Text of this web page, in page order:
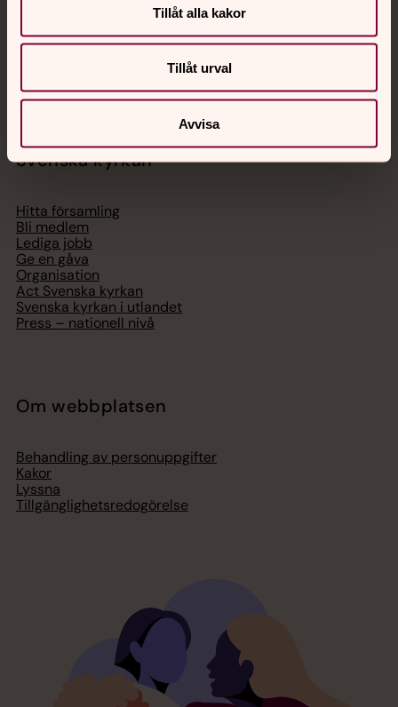
Tillåt alla kakor
Tillåt urval
Avvisa
Digitalt brev
Svenska kyrkan
Hitta församling
Bli medlem
Lediga jobb
Ge en gåva
Organisation
Act Svenska kyrkan
Svenska kyrkan i utlandet
Press – nationell nivå
Om webbplatsen
Behandling av personuppgifter
Kakor
Lyssna
Tillgänglighetsredogörelse